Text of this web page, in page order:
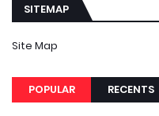
SITEMAP
Site Map
POPULAR RECENTS